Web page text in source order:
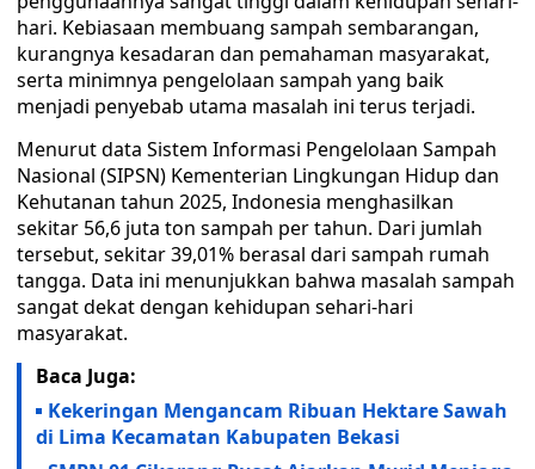
hari. Kebiasaan membuang sampah sembarangan,
kurangnya kesadaran dan pemahaman masyarakat,
serta minimnya pengelolaan sampah yang baik
menjadi penyebab utama masalah ini terus terjadi.
‎‎Menurut data Sistem Informasi Pengelolaan Sampah
Nasional (SIPSN) Kementerian Lingkungan Hidup dan
Kehutanan tahun 2025, Indonesia menghasilkan
sekitar 56,6 juta ton sampah per tahun. Dari jumlah
tersebut, sekitar 39,01% berasal dari sampah rumah
tangga. Data ini menunjukkan bahwa masalah sampah
sangat dekat dengan kehidupan sehari-hari
masyarakat.
Baca Juga:
Kekeringan Mengancam Ribuan Hektare Sawah
di Lima Kecamatan Kabupaten Bekasi